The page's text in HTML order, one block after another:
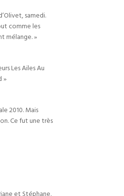
samedi.
comme les
mélange. »
Les Ailes Au
»
2010. Mais
Ce fut une très